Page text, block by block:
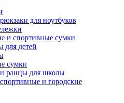
для ноутбуков
и спортивные сумки
для детей
сумки
ранцы для школы
и городские